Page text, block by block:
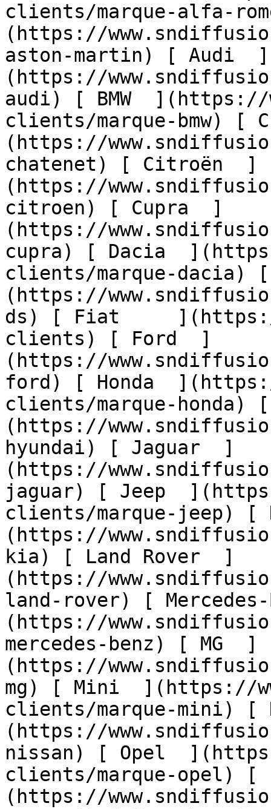
clients/marque-alfa-
(https://
aston-martin) [ Audi  ]
(https://
audi) [ BMW
clients/marque-bmw) [
(https://
chatenet) [ Citroën  ]
(https://
citroen) [ Cupra  ]
(https://
cupra) [ Dacia
clients/marque-dacia)
(https://
ds) [ Fiat
clients) [ Ford  ]
(https://
ford) [ Honda
clients/marque-honda)
(https://
hyundai) [ Jaguar  ]
(https://
jaguar) [ Jeep
clients/marque-jeep)
(https://
kia) [ Land Rover  ]
(https://
land-rover) [
(https://
mercedes-benz) [ MG  ]
(https://
mg) [ Mini  ](https://
clients/marque-mini) [
(https://
nissan) [ Opel
clients/marque-opel) [
(https://